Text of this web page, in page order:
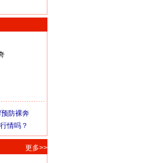
防裸奔
情吗？
更多>>